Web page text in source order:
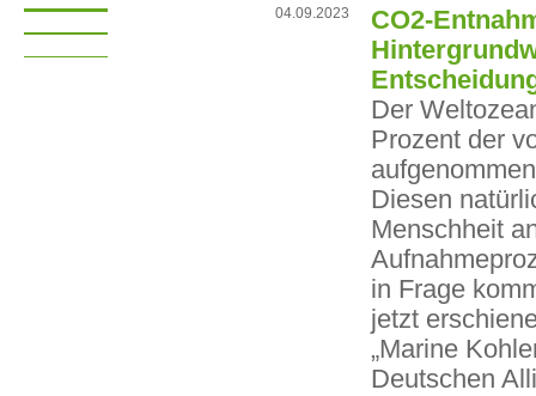
04.09.2023
CO2-
Der
Prozent der
Diesen
Menschheit
in Frage
jetzt
„Marine
Deutschen